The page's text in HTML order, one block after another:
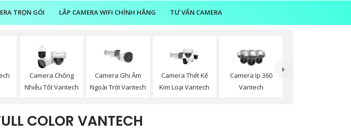
TRỌN GÓI LẮP CAMERA WIFI CHÍNH HÃNG TƯ VẤN CAMERA
Camera Chống
Nhiễu Tốt Vantech
Camera Ghi Âm
Ngoài Trời Vantech
Camera Thết Kế
Kim Loại Vantech
Camera Ip 360
Vantech
COLOR VANTECH